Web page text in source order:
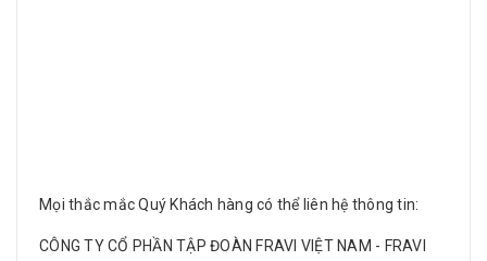
Mọi thắc mắc Quý Khách hàng có thể liên hệ thông tin:
CÔNG TY CỔ PHẦN TẬP ĐOÀN FRAVI VIỆT NAM - FRAVI